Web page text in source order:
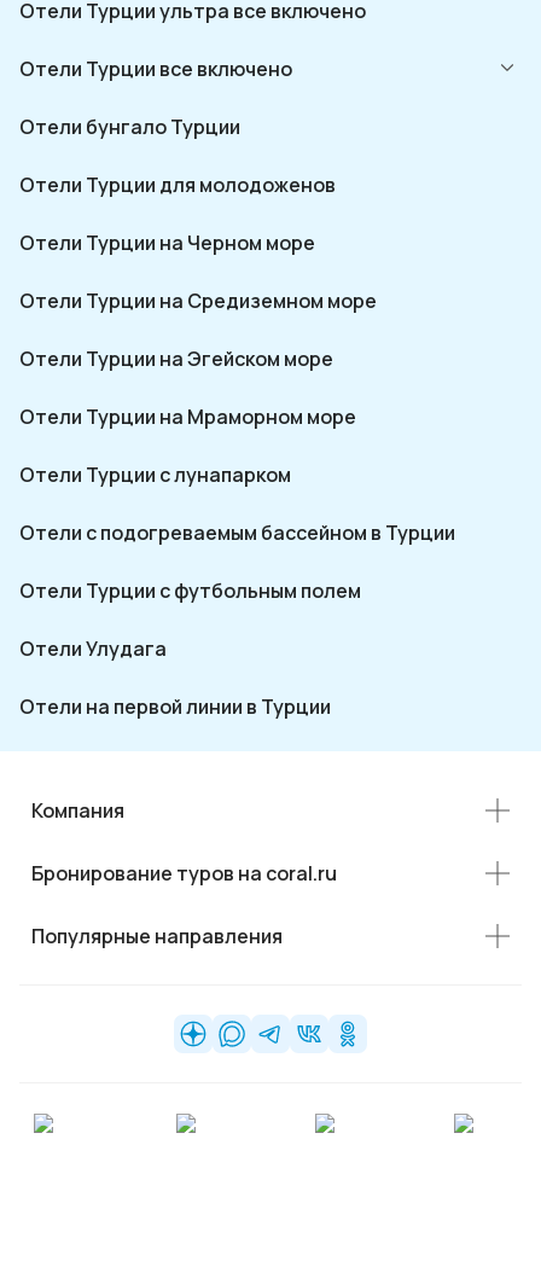
Отели Турции ультра все включено
Отели Турции все включено
Отели бунгало Турции
Отели Турции для молодоженов
Отели Турции на Черном море
Отели Турции на Средиземном море
Отели Турции на Эгейском море
Отели Турции на Мраморном море
Отели Турции с лунапарком
Отели с подогреваемым бассейном в Турции
Отели Турции с футбольным полем
Отели Улудага
Отели на первой линии в Турции
Компания
Бронирование туров на coral.ru
Популярные направления